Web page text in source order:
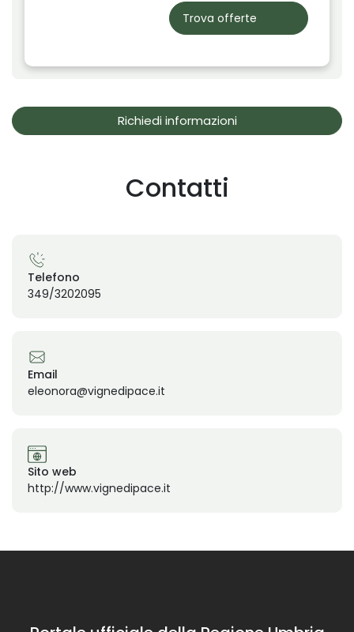
Trova offerte
Richiedi informazioni
Contatti
Telefono
349/3202095
Email
eleonora@vignedipace.it
Sito web
http://www.vignedipace.it